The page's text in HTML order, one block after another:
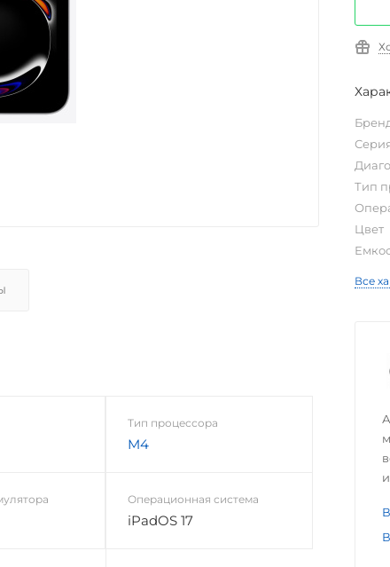
Тип процессора
M4
Операционная система
iPadOS 17
Тип
Цвет
Все